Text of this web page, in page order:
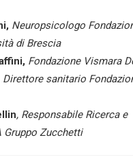
Neuropsicologo
di Brescia
Fondazione Vismara
Direttore sanitario
, Responsabile Ricerca e
Gruppo Zucchetti